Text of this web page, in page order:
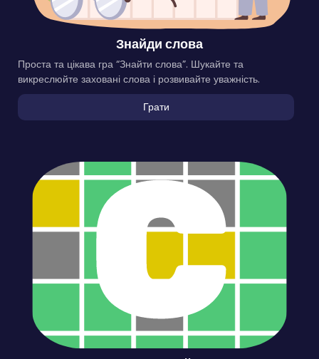
Знайди слова
Проста та цікава гра “Знайти слова”. Шукайте та
викреслюйте заховані слова і розвивайте уважність.
Грати